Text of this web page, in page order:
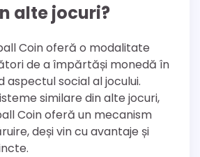
alte jocuri?
Coin oferă o modalitate
de a împărtăși monedă în
aspectul social al jocului.
similare din alte jocuri,
Coin oferă un mecanism
deși vin cu avantaje și